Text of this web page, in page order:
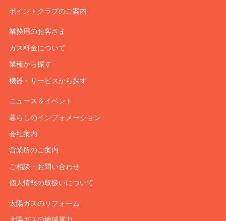
ポイントクラブのご案内
業務用のお客さま
ガス料金について
業種から探す
機器・サービスから探す
ニュース＆イベント
暮らしのインフォメーション
会社案内
営業所のご案内
ご相談・お問い合わせ
個人情報の取扱いについて
太陽ガスのリフォーム